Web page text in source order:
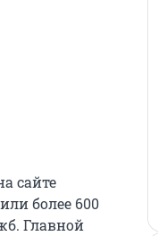
сайте
более 600
Главной